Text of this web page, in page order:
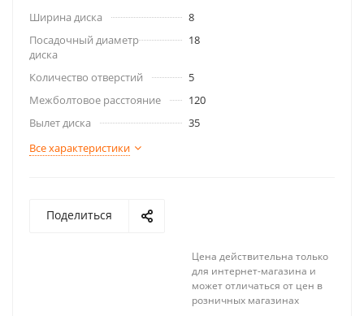
Ширина диска
8
Посадочный диаметр
диска
18
Количество отверстий
5
Межболтовое расстояние
120
Вылет диска
35
Все характеристики
Поделиться
Цена действительна только
для интернет-магазина и
может отличаться от цен в
розничных магазинах